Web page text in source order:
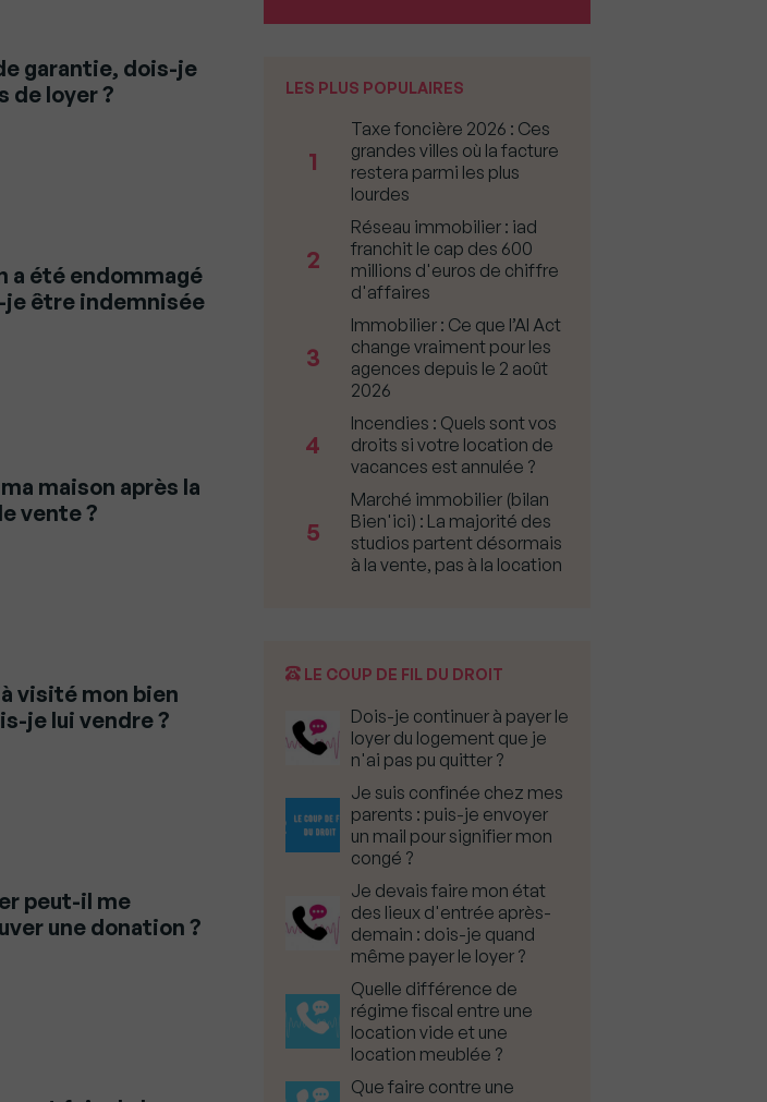
garantie, dois-je
de loyer ?
a été endommagé
je être indemnisée
maison après la
vente ?
visité mon bien
je lui vendre ?
peut-il me
une donation ?
LES PLUS POPULAIRES
1
Taxe foncière 2026 : Ces
grandes villes où la facture
restera parmi les plus
lourdes
2
Réseau immobilier : iad
franchit le cap des 600
millions d'euros de chiffre
d'affaires
3
Immobilier : Ce que l’AI Act
change vraiment pour les
agences depuis le 2 août
2026
4
Incendies : Quels sont vos
droits si votre location de
vacances est annulée ?
5
Marché immobilier (bilan
Bien'ici) : La majorité des
studios partent désormais
à la vente, pas à la location
LE COUP DE FIL DU DROIT
Dois-je continuer à payer le
loyer du logement que je
n'ai pas pu quitter ?
Je suis confinée chez mes
parents : puis-je envoyer
un mail pour signifier mon
congé ?
Je devais faire mon état
des lieux d'entrée après-
demain : dois-je quand
même payer le loyer ?
Quelle différence de
régime fiscal entre une
location vide et une
location meublée ?
Que faire contre une